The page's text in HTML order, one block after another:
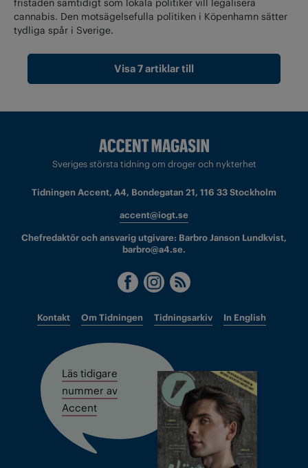
fristaden samtidigt som lokala politiker vill legalisera
cannabis. Den motsägelsefulla politiken i Köpenhamn sätter
tydliga spår i Sverige.
Visa 7 artiklar till
Sveriges största tidning om droger och nykterhet
Tidningen Accent, A4, Bondegatan 21, 116 33 Stockholm
accent@iogt.se
Chefredaktör och ansvarig utgivare: Barbro Janson Lundkvist,
barbro@a4.se.
Kontakt Om Tidningen Tidningsarkiv In English
Läs tidigare
nummer av
Accent